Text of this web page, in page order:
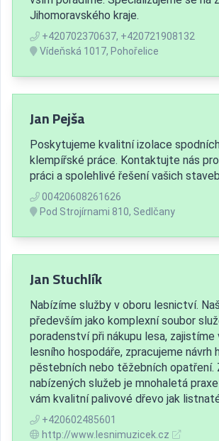
Jihomoravského kraje.
+420702370637, +420721908132
Vídeňská 1017, Pohořelice
Jan Pejša
Poskytujeme kvalitní izolace
klempířské práce. Kontaktujte nás
práci a spolehlivé řešení vašich
00420608261626
Pod Strojírnami 810, Sedlčany
Jan Stuchlík
Nabízíme služby v oboru lesnictví.
především jako komplexní soubor
poradenství při nákupu lesa, zajistíme
lesního hospodáře, zpracujeme návrh
pěstebních nebo těžebních opatření.
nabízených služeb je mnohaletá
vám kvalitní palivové dřevo jak
+420602485601
http://www.lesnimuzicek.cz